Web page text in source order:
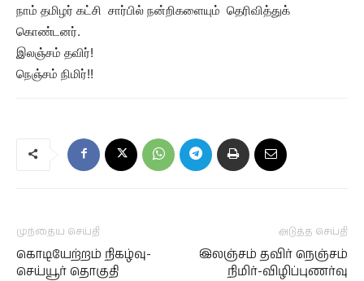
நாம் தமிழர் கட்சி சார்பில் நன்றிகளையும் தெரிவித்துக்
கொண்டனர்.
இலஞ்சம் தவிர்!
நெஞ்சம் நிமிர்!!
முந்தைய செய்தி
கொடியேற்றம் நிகழ்வு-
செய்யூர் தொகுதி
அடுத்த செய்தி
இலஞ்சம் தவிர் நெஞ்சம்
நிமிர்-விழிப்புணர்வு